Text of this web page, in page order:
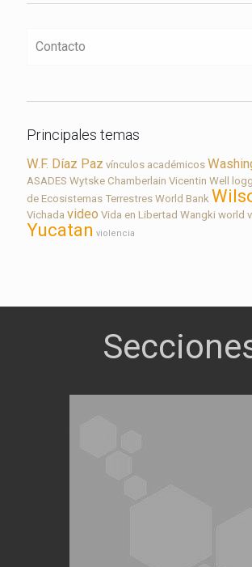
Contacto
Principales temas
W.F. Díaz Paz vínculos académicos
ASADES Wytske Chamberlain Vicentin Well
de Ecosistemas Terrestres World Bank
Vichada video Vida en Libertad Wangki world
Yucatan violencia